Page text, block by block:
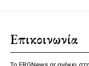
Επικοινωνία